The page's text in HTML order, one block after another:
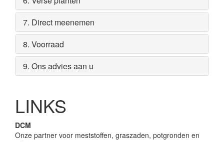
7. Direct meenemen
8. Voorraad
9. Ons advies aan u
LINKS
DCM
Onze partner voor meststoffen, graszaden, potgronden en